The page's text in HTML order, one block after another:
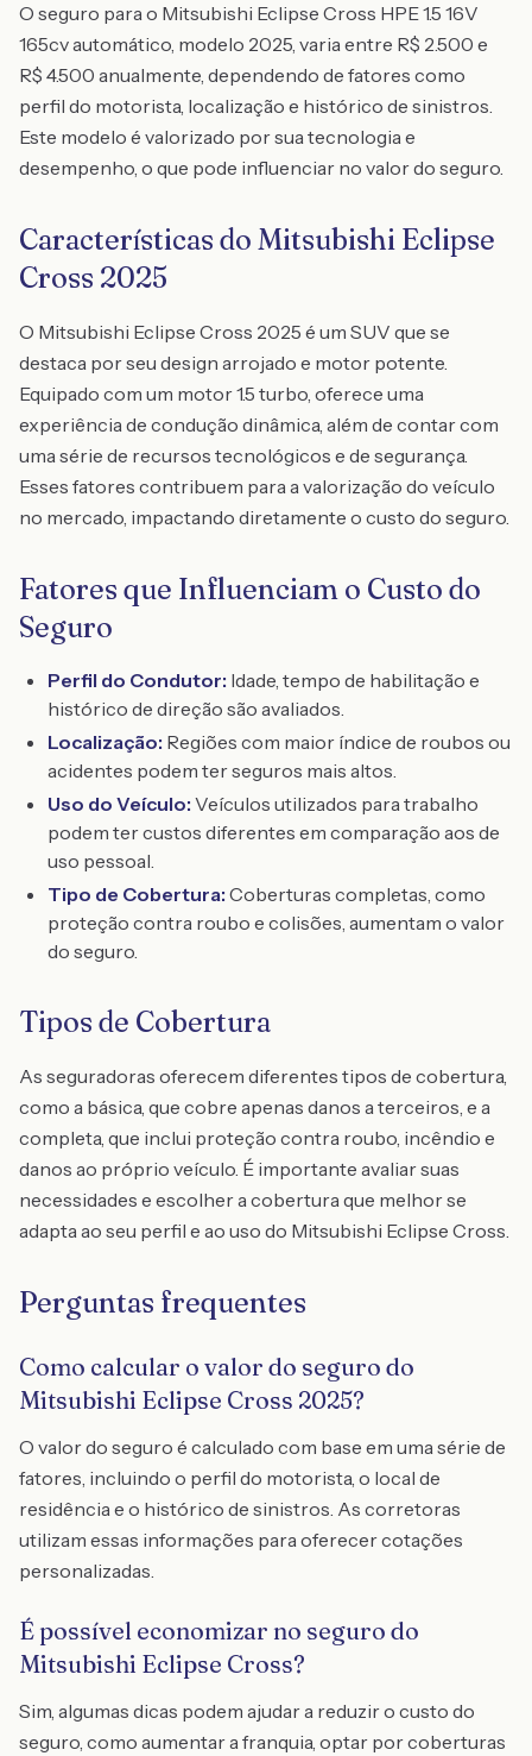
O seguro para o Mitsubishi Eclipse Cross HPE 1.5 16V
165cv automático, modelo 2025, varia entre R$ 2.500 e
R$ 4.500 anualmente, dependendo de fatores como
perfil do motorista, localização e histórico de sinistros.
Este modelo é valorizado por sua tecnologia e
desempenho, o que pode influenciar no valor do seguro.
Características do Mitsubishi Eclipse
Cross 2025
O Mitsubishi Eclipse Cross 2025 é um SUV que se
destaca por seu design arrojado e motor potente.
Equipado com um motor 1.5 turbo, oferece uma
experiência de condução dinâmica, além de contar com
uma série de recursos tecnológicos e de segurança.
Esses fatores contribuem para a valorização do veículo
no mercado, impactando diretamente o custo do seguro.
Fatores que Influenciam o Custo do
Seguro
Perfil do Condutor: Idade, tempo de habilitação e
histórico de direção são avaliados.
Localização: Regiões com maior índice de roubos ou
acidentes podem ter seguros mais altos.
Uso do Veículo: Veículos utilizados para trabalho
podem ter custos diferentes em comparação aos de
uso pessoal.
Tipo de Cobertura: Coberturas completas, como
proteção contra roubo e colisões, aumentam o valor
do seguro.
Tipos de Cobertura
As seguradoras oferecem diferentes tipos de cobertura,
como a básica, que cobre apenas danos a terceiros, e a
completa, que inclui proteção contra roubo, incêndio e
danos ao próprio veículo. É importante avaliar suas
necessidades e escolher a cobertura que melhor se
adapta ao seu perfil e ao uso do Mitsubishi Eclipse Cross.
Perguntas frequentes
Como calcular o valor do seguro do
Mitsubishi Eclipse Cross 2025?
O valor do seguro é calculado com base em uma série de
fatores, incluindo o perfil do motorista, o local de
residência e o histórico de sinistros. As corretoras
utilizam essas informações para oferecer cotações
personalizadas.
É possível economizar no seguro do
Mitsubishi Eclipse Cross?
Sim, algumas dicas podem ajudar a reduzir o custo do
seguro, como aumentar a franquia, optar por coberturas